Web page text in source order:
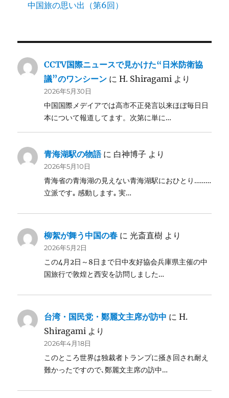
中国旅の思い出（第6回）
CCTV国際ニュースで見かけた“日米防衛協
議”のワンシーン にH. Shiragami より
2026年5月30日
中国国際メデイアでは高市不正発言以来ほぼ毎日日
本について報道してます。次第に単に…
青海湖駅の物語に 白神博子 より
2026年5月10日
青海省の青海湖の見えない青海湖駅におひとり………
立派です｡ 感動します｡ 実…
柳絮が舞う中国の春 に光斎直樹 より
2026年5月2日
この4月2日～8日まで日中友好協会兵庫県主催の中
国旅行で敦煌と西安を訪問しました…
台湾・国民党・鄭麗文主席が訪中 にH.
Shiragami より
2026年4月18日
このところ世界は独裁者トランプに掻き回され耐え
難かったですので､鄭麗文主席の訪中…